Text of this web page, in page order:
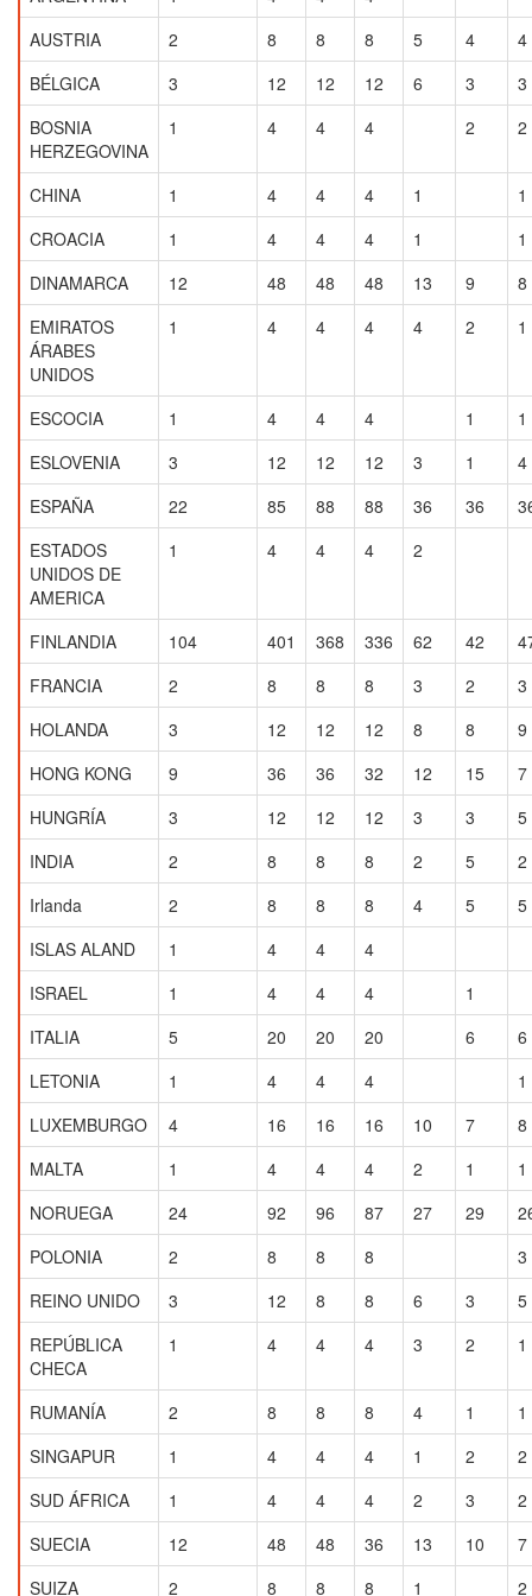
AUSTRIA
2 8 8 8 5 4
4
BÉLGICA
3 12 12 12 6 3
3
BOSNIA
HERZEGOVINA
1 4 4 4 2 2
CHINA 1 4 4 4 1
1
CROACIA
1 4 4 4 1
1
DINAMARCA
12 48 48 48 13 9
8
EMIRATOS
ÁRABES
UNIDOS
1 4 4 4 4 2 1
ESCOCIA 1 4 4 4 1
1
ESLOVENIA
3 12 12 12 3 1
4
ESPAÑA
22 85 88 88 36 36
ESTADOS
UNIDOS DE
AMERICA
1 4 4 4 2
FINLANDIA 104 401 368 336 62 42
FRANCIA
2 8 8 8 3 2
3
HOLANDA
3 12 12 12 8 8
9
HONG KONG
9 36 36 32 12 15
7
HUNGRÍA
3 12 12 12 3 3
5
INDIA
2 8 8 8 2 5
2
Irlanda
2 8 8 8 4 5
5
ISLAS ALAND
1 4 4
4
ISRAEL
1 4 4 4
1
ITALIA
5 20 20 20 6
6
LETONIA
1 4 4 4
1
LUXEMBURGO
4 16 16 16 10 7
8
MALTA
1 4 4 4 2 1
1
NORUEGA
24 92 96 87 27 29
POLONIA
2 8 8 8
3
REINO UNIDO
3 12 8 8 6 3
5
REPÚBLICA
CHECA
1 4 4 4 3 2 1
RUMANÍA 2 8 8 8 4 1
1
SINGAPUR
1 4 4 4 1 2
2
SUD ÁFRICA
1 4 4 4 2 3
2
SUECIA
12 48 48 36 13 10
7
SUIZA
2 8 8 8 1 2